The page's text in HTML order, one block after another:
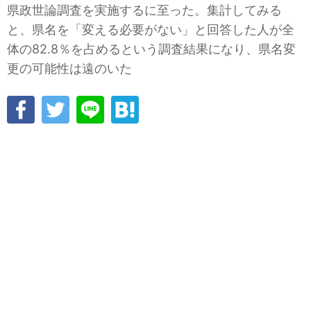
県政世論調査を実施するに至った。集計してみる
と、県名を「変える必要がない」と回答した人が全
体の82.8％を占めるという調査結果になり、県名変
更の可能性は遠のいた